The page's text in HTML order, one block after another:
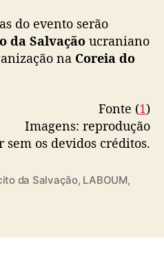
u
d
a
t
s
do evento serão
da Salvação ucraniano
na Coreia do
Fonte (1)
Imagens: reprodução
sem os devidos créditos.
da Salvação, LABOUM,